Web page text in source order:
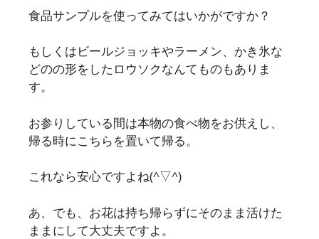
食品サンプルを使ってみてはいかがですか？
もしくはビールジョッキやラーメン、かき氷な
どのの形をしたロウソクなんてものもありま
す。
お参りしている間は本物の食べ物をお供えし、
帰る時にこちらを置いて帰る。
これなら安心ですよね(^▽^)
あ、でも、お花は持ち帰らずにそのまま活けた
ままにして大丈夫ですよ。